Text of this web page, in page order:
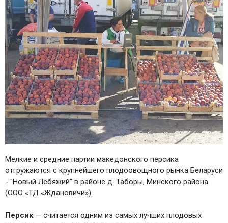
Мелкие и средние партии македонского персика
отгружаются с крупнейшего плодоовощного рынка Беларуси
- "Новый Лебяжий" в районе д. Таборы, Минского района
(ООО «ТД «Ждановичи»).
Персик— считается одним из самых лучших плодовых